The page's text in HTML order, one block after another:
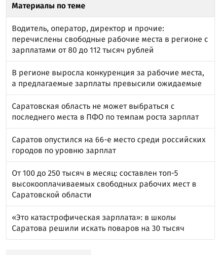
Материалы по теме
Водитель, оператор, директор и прочие:
перечислены свободные рабочие места в регионе с
зарплатами от 80 до 112 тысяч рублей
В регионе выросла конкуренция за рабочие места,
а предлагаемые зарплаты превысили ожидаемые
Саратовская область не может выбраться с
последнего места в ПФО по темпам роста зарплат
Саратов опустился на 66-е место среди российских
городов по уровню зарплат
От 100 до 250 тысяч в месяц: составлен топ-5
высокооплачиваемых свободных рабочих мест в
Саратовской области
«Это катастрофическая зарплата»: в школы
Саратова решили искать поваров на 30 тысяч